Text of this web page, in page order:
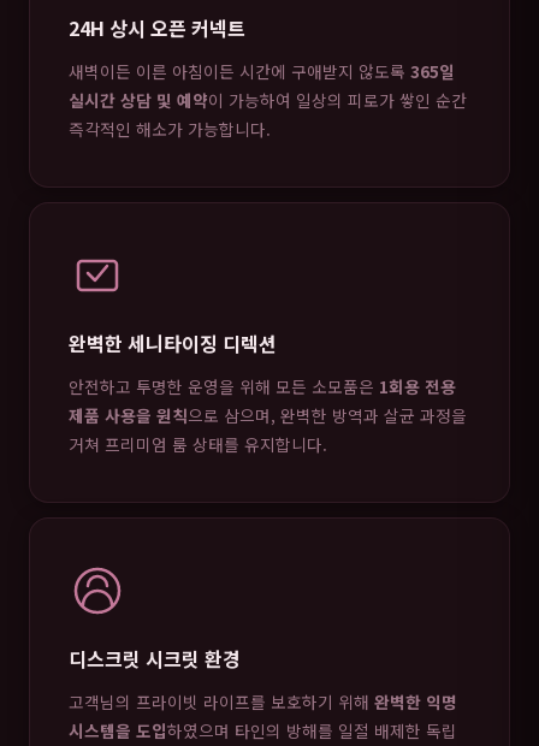
24H 상시 오픈 커넥트
새벽이든 이른 아침이든 시간에 구애받지 않도록 365일
실시간 상담 및 예약이 가능하여 일상의 피로가 쌓인 순간
즉각적인 해소가 가능합니다.
완벽한 세니타이징 디렉션
안전하고 투명한 운영을 위해 모든 소모품은 1회용 전용
제품 사용을 원칙으로 삼으며, 완벽한 방역과 살균 과정을
거쳐 프리미엄 룸 상태를 유지합니다.
디스크릿 시크릿 환경
고객님의 프라이빗 라이프를 보호하기 위해 완벽한 익명
시스템을 도입하였으며 타인의 방해를 일절 배제한 독립